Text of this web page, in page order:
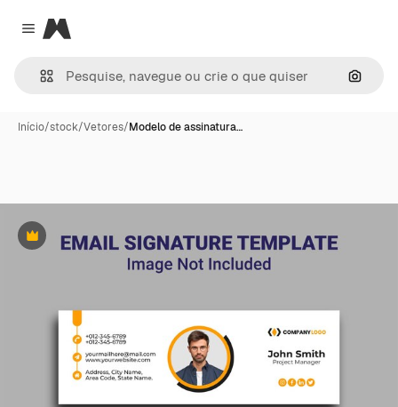
Close menu
Magnific
Início/stock/Vetores/Modelo de assinatura…
Premium